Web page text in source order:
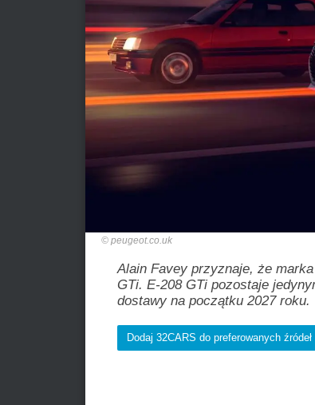
peugeot.co.uk
Alain Favey przyznaje, że
GTi. E-208 GTi pozostaje
dostawy na początku 2027 roku.
Dodaj 32CARS do preferowanych